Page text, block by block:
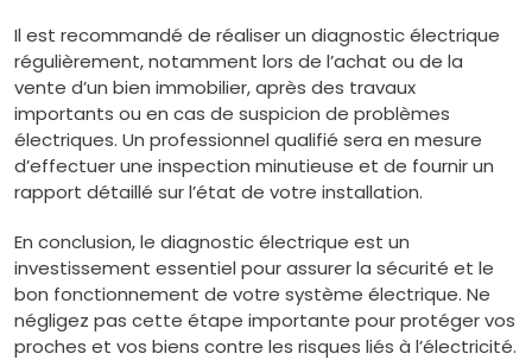
Il est recommandé de réaliser un diagnostic électrique
régulièrement, notamment lors de l’achat ou de la
vente d’un bien immobilier, après des travaux
importants ou en cas de suspicion de problèmes
électriques. Un professionnel qualifié sera en mesure
d’effectuer une inspection minutieuse et de fournir un
rapport détaillé sur l’état de votre installation.
En conclusion, le diagnostic électrique est un
investissement essentiel pour assurer la sécurité et le
bon fonctionnement de votre système électrique. Ne
négligez pas cette étape importante pour protéger vos
proches et vos biens contre les risques liés à l’électricité.